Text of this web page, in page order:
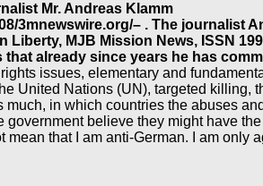
Mr. Andreas Klamm
3mnewswire.org/– . The
Liberty, MJB Mission News, ISSN
already since years he has
issues, elementary and
United Nations (UN), targeted
in which countries the abuses
believe they might have
that I am anti-German. I am